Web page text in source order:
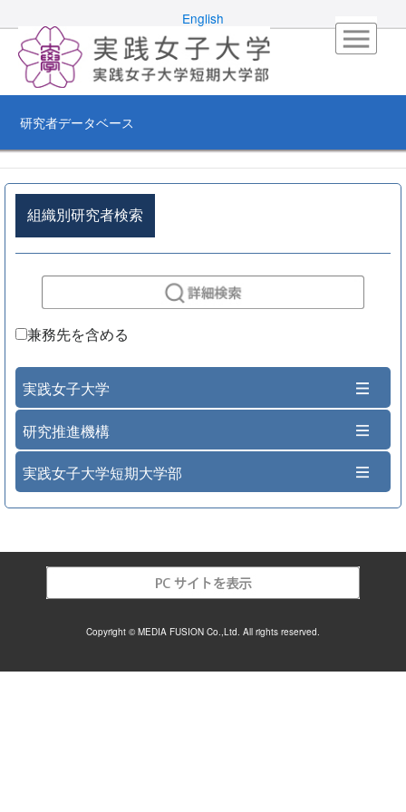
English
研究者データベース
組織別研究者検索
兼務先を含める
実践女子大学
研究推進機構
実践女子大学短期大学部
Copyright © MEDIA FUSION Co.,Ltd. All rights reserved.